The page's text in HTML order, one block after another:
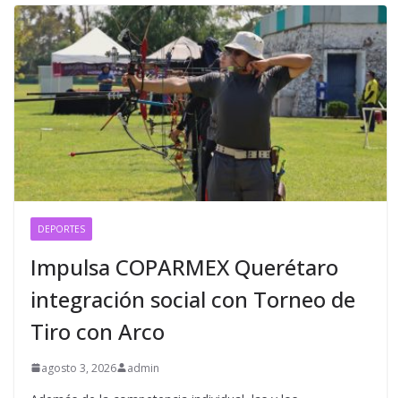
DEPORTES
Impulsa COPARMEX Querétaro
integración social con Torneo de
Tiro con Arco
agosto 3, 2026 admin